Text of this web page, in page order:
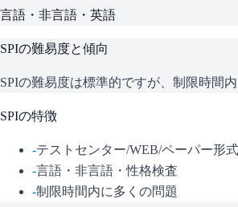
言語・非言語・英語
SPIの難易度と傾向
SPIの難易度は標準的ですが、制限時間
SPIの特徴
-テストセンター/WEB/ペーパー形式
-言語・非言語・性格検査
-制限時間内に多くの問題